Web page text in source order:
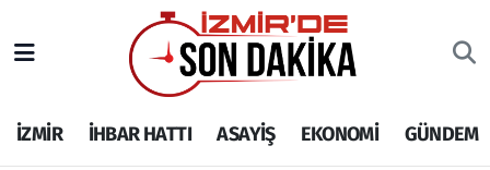
İZMİR İHBAR HATTI ASAYİŞ EKONOMİ GÜNDEM
İHBAR HATTI
İzmir Nöbetçi Eczaneler
İzmir Hava Durumu